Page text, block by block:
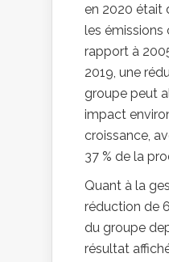
en 2020 était
les émissions
rapport à
2019, une
groupe peut
impact
croissance,
37 % de la
Quant à la
réduction de
du groupe
résultat